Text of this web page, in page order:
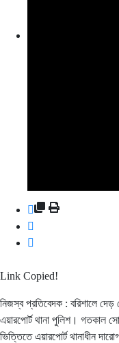
Link Copied!
নিজস্ব প্রতিবেদক : বরিশালে
এয়ারপোর্ট থানা পুলিশ। গতকাল
ভিত্তিতে এয়ারপোর্ট থানাধীন